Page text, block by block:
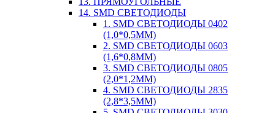
14. SMD СВЕТОДИОДЫ
1. SMD СВЕТОДИОДЫ 0402
(1,0*0,5ММ)
2. SMD СВЕТОДИОДЫ 0603
(1,6*0,8ММ)
3. SMD СВЕТОДИОДЫ 0805
(2,0*1,2ММ)
4. SMD СВЕТОДИОДЫ 2835
(2,8*3,5ММ)